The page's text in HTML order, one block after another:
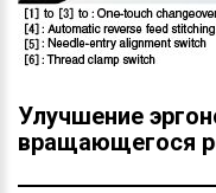
Улучшение
вращающегося